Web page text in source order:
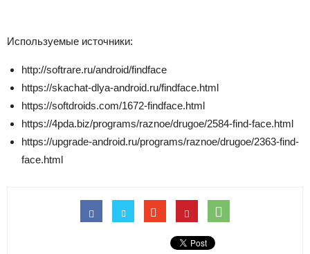
Используемые источники:
http://softrare.ru/android/findface
https://skachat-dlya-android.ru/findface.html
https://softdroids.com/1672-findface.html
https://4pda.biz/programs/raznoe/drugoe/2584-find-face.html
https://upgrade-android.ru/programs/raznoe/drugoe/2363-find-
face.html